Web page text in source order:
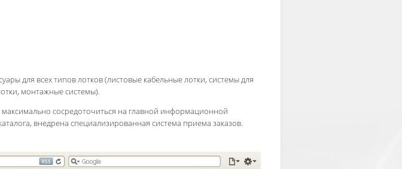
для всех типов лотков (листовые кабельные лотки, системы для
монтажные системы).
сосредоточиться на главной информационной
внедрена специализированная система приема заказов.